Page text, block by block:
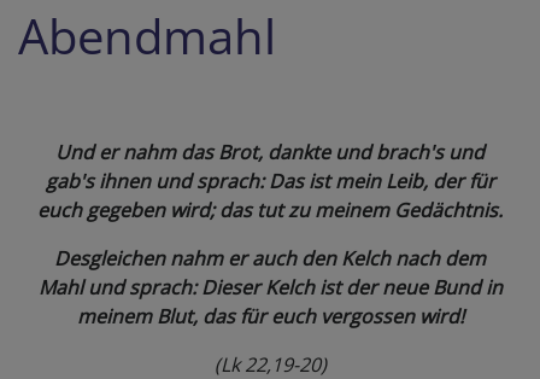
Abendmahl
Und er nahm das Brot, dankte und brach's und
gab's ihnen und sprach: Das ist mein Leib, der für
euch gegeben wird; das tut zu meinem Gedächtnis.
Desgleichen nahm er auch den Kelch nach dem
Mahl und sprach: Dieser Kelch ist der neue Bund in
meinem Blut, das für euch vergossen wird!
(Lk 22,19-20)